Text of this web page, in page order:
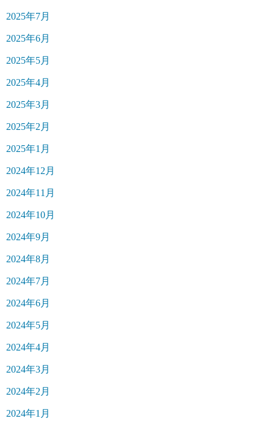
2025年7月
2025年6月
2025年5月
2025年4月
2025年3月
2025年2月
2025年1月
2024年12月
2024年11月
2024年10月
2024年9月
2024年8月
2024年7月
2024年6月
2024年5月
2024年4月
2024年3月
2024年2月
2024年1月